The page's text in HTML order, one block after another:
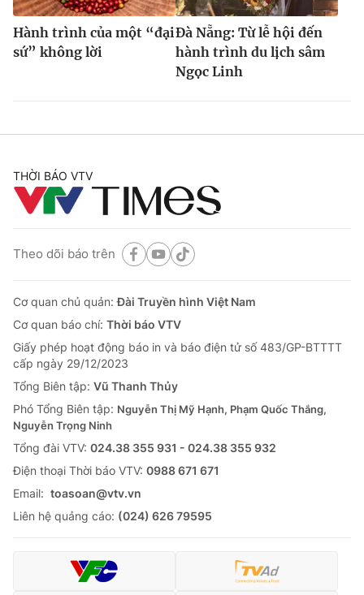
Hành trình của một “đại
sứ” không lời
Đà Nẵng: Từ lễ hội đến
hành trình du lịch sâm
Ngọc Linh
THỜI BÁO VTV
Theo dõi báo trên
Cơ quan chủ quản:Đài Truyền hình Việt Nam
Cơ quan báo chí: Thời báo VTV
Giấy phép hoạt động báo in và báo điện tử số 483/GP-BTTTT
cấp ngày 29/12/2023
Tổng Biên tập: Vũ Thanh Thủy
Phó Tổng Biên tập: Nguyễn Thị Mỹ Hạnh, Phạm Quốc Thắng,
Nguyễn Trọng Ninh
Tổng đài VTV: 024.38 355 931 - 024.38 355 932
Ðiện thoại Thời báo VTV: 0988 671 671
Email: toasoan@vtv.vn
Liên hệ quảng cáo: (024) 626 79595